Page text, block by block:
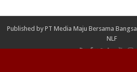
Published by PT Media Maju Bersama Bangsa
NLF